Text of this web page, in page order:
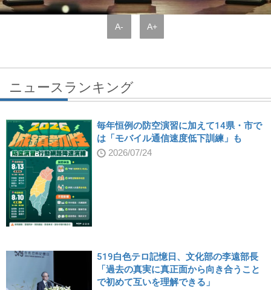
A- A+
ニュースランキング
毎年恒例の防空演習に加えて14県・市で
は「モバイル通信速度低下訓練」も
2026/07/24
519白色テロ記憶日、文化部の李遠部長
「過去の真実に真正面から向き合うこと
で初めて互いを理解できる」